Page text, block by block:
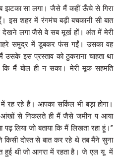
झटका सा लगा। जैसे मैं कहीं ऊँचे से गिरा
इस शहर में रंगमंच बड़ी बचकानी सी बात
देखने लगा जैसे वे सब मूर्ख हों। अंत में मेरी
समुद्र में डूबकर फंस गईं। उसका वह
उसके इस प्रस्ताव को ठुकराना चाहता था
मैं बोल ही न सका। मेरी मूक सहमति
रह रहे हैं। आपका सर्किल भी बड़ा होगा।
आंखों से निकलते ही मैं जैसे जमीन प आया
पढ़ लिया जो बताया कि मैं लिखता रहा हूं।’’
दोस्त से बात कर रहे थे तब मैंने सुना
हुई थी जो आगरा में रहता है। जे एल यू में